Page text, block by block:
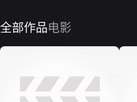
全部作品电影